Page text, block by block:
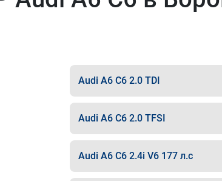
Audi A6 C6 2.0 TDI
Audi A6 C6 2.0 TFSI
Audi A6 C6 2.4i V6 177 л.с